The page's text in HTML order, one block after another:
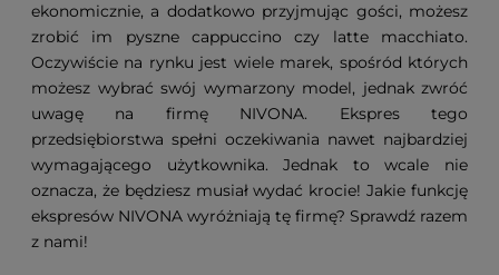
ekonomicznie, a dodatkowo przyjmując gości, możesz
zrobić im pyszne cappuccino czy latte macchiato.
Oczywiście na rynku jest wiele marek, spośród których
możesz wybrać swój wymarzony model, jednak zwróć
uwagę na firmę NIVONA. Ekspres tego
przedsiębiorstwa spełni oczekiwania nawet najbardziej
wymagającego użytkownika. Jednak to wcale nie
oznacza, że będziesz musiał wydać krocie! Jakie funkcję
ekspresów NIVONA wyróżniają tę firmę? Sprawdź razem
z nami!